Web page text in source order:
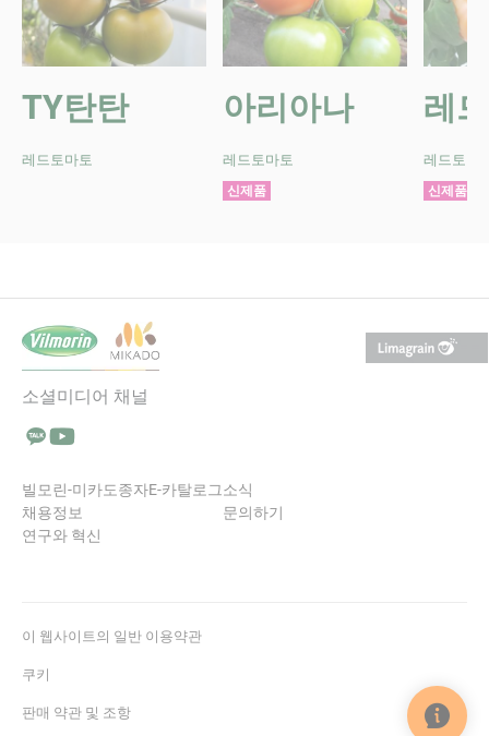
TY탄탄
레드토마토
아리아나
레드토마토
신제품
레
레드토마
신제품
소셜미디어 채널
Talk에서 팔로우 (새 창에서 열림)
YouTube에서 팔로우 (새 창에서 열림)
빌모린-미카도
채용정보
연구와 혁신
종자E-카탈로그소식
문의하기
이 웹사이트의 일반 이용약관
쿠키
판매 약관 및 조항